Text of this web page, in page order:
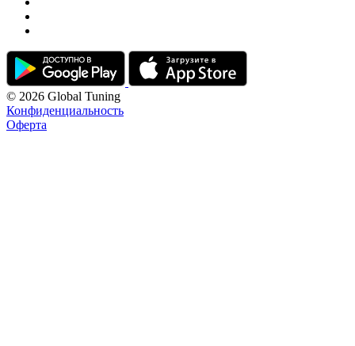
© 2026 Global Tuning
Конфиденциальность
Оферта